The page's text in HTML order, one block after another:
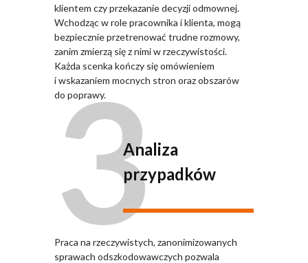
klientem czy przekazanie decyzji odmownej.
Wchodząc w role pracownika i klienta, mogą
bezpiecznie przetrenować trudne rozmowy,
zanim zmierzą się z nimi w rzeczywistości.
Każda scenka kończy się omówieniem
i wskazaniem mocnych stron oraz obszarów
do poprawy.
3Analiza
przypadków
Praca na rzeczywistych, zanonimizowanych
sprawach odszkodowawczych pozwala